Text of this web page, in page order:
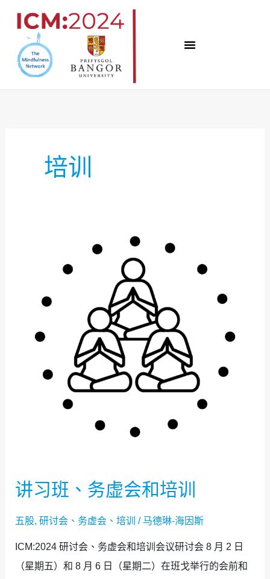
培训
讲习班、务虚会和培训
五股, 研讨会、务虚会、培训 / 马德琳-海因斯
ICM:2024 研讨会、务虚会和培训会议研讨会 8 月 2 日
（星期五）和 8 月 6 日（星期二）在班戈举行的会前和
班、
务
虚
会
和
培